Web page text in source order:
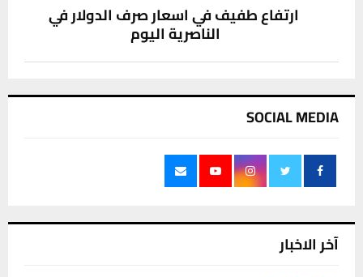
ارتفاع طفيف في اسعار صرف الدولار في
الناصرية اليوم
SOCIAL MEDIA
آخر الاخبار